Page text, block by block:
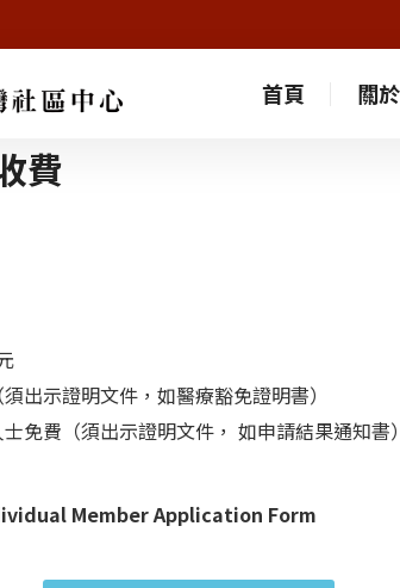
首頁 關
費
出示證明文件，如醫療豁免證明書）
免費（須出示證明文件， 如申請結果通知書）
Member Application Form